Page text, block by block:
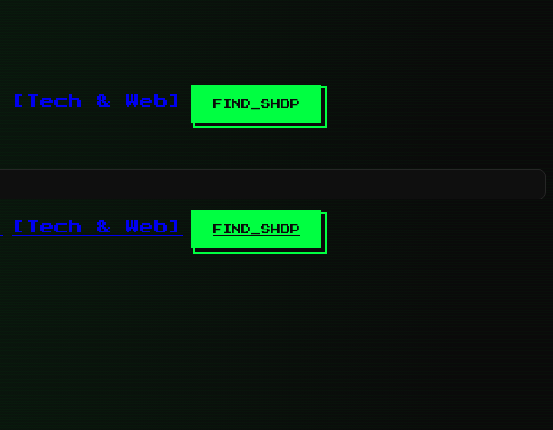
[Tech & Web] FIND_SHOP
[Tech & Web] FIND_SHOP